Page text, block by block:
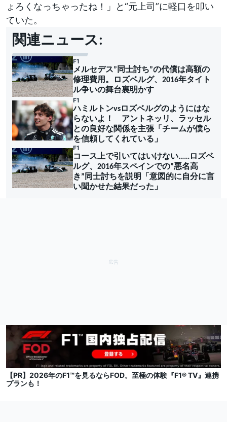
ょろくなっちゃったね！」と“元上司”に軽口を叩い
ていた。
関連ニュース:
F1
メルセデス”同士討ち”の代償は高額の
修理費用。ロズベルグ、2016年タイト
ル争いの舞台裏明かす
F1
ハミルトンvsロズベルグのようにはな
らないよ！ アントネッリ、ラッセル
との良好な関係を主張「チームが僕ら
を信頼してくれている」
F1
コース上で引いてはいけない……ロズベ
ルグ、2016年スペインでの”悪名高
き”同士討ちを説明「意図的に自分に言
い聞かせた結果だった」
【PR】2026年のF1™を見るならFOD。至極の体験『F1® TV』連携
プランも！